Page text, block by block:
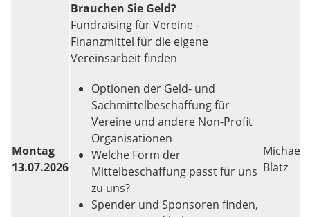
Montag
13.07.2026
Brauchen Sie Geld?
Fundraising für Vereine -
Finanzmittel für die eigene
Vereinsarbeit finden
Optionen der Geld- und
Sachmittelbeschaffung für
Vereine und andere Non-Profit
Organisationen
Welche Form der
Mittelbeschaffung passt für uns
zu uns?
Spender und Sponsoren finden,
Michael
Blatz